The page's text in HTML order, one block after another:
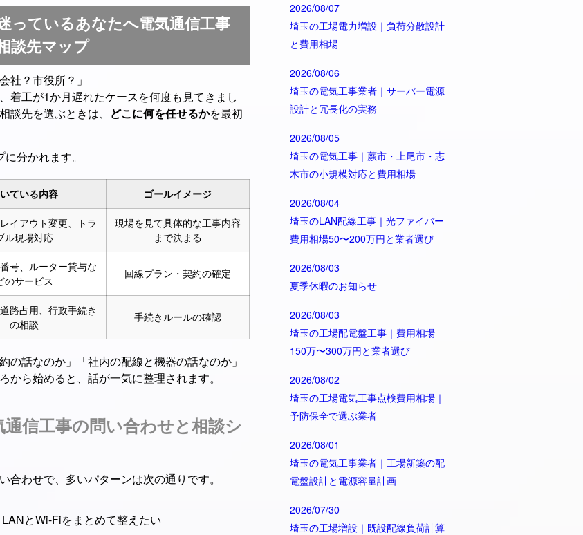
っているあなたへ電気通信工事
談先マップ
社？市役所？」
着工が1か月遅れたケースを何度も見てきまし
談先を選ぶときは、 どこに何を任せるかを最初
分かれます。
ている内容 ゴールイメージ
イアウト変更、トラ
ル現場対応
現場を見て具体的な工事内容
まで決まる
号、ルーター貸与な
のサービス
回線プラン・契約の確定
路占用、行政手続き
の相談
手続きルールの確認
の話なのか」「社内の配線と機器の話なのか」
から始めると、話が一気に整理されます。
信工事の問い合わせと相談シ
わせで、多いパターンは次の通りです。
とWi-Fiをまとめて整えたい
2026/08/07
埼玉の工場電力増設｜負荷分散設計
と費用相場
2026/08/06
埼玉の電気工事業者｜サーバー電源
設計と冗長化の実務
2026/08/05
埼玉の電気工事｜蕨市・上尾市・志
木市の小規模対応と費用相場
2026/08/04
埼玉のLAN配線工事｜光ファイバー
費用相場50〜200万円と業者選び
2026/08/03
夏季休暇のお知らせ
2026/08/03
埼玉の工場配電盤工事｜費用相場
150万〜300万円と業者選び
2026/08/02
埼玉の工場電気工事点検費用相場｜
予防保全で選ぶ業者
2026/08/01
埼玉の電気工事業者｜工場新築の配
電盤設計と電源容量計画
2026/07/30
埼玉の工場増設｜既設配線負荷計算